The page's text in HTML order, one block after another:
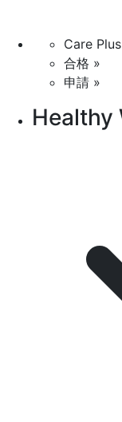
Care
合格 »
申請 »
Healthy